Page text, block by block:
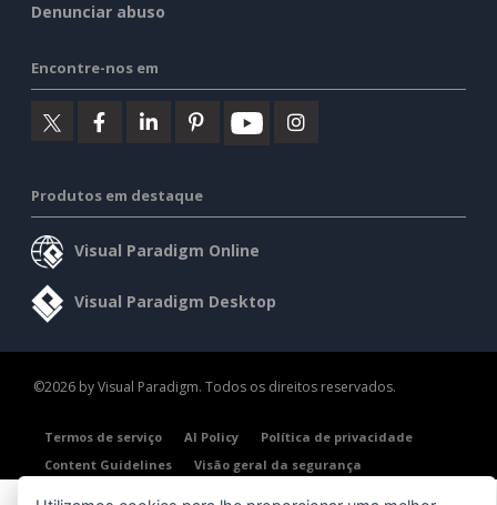
Denunciar abuso
Encontre-nos em
Produtos em destaque
Visual Paradigm Online
Visual Paradigm Desktop
©2026 by Visual Paradigm. Todos os direitos reservados.
Termos de serviço AI Policy
Política de privacidade
Content Guidelines
Visão geral da segurança